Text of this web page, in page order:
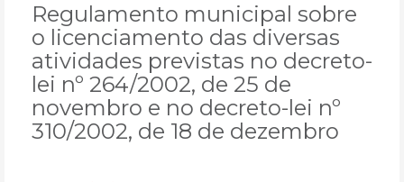
Regulamento municipal sobre
o licenciamento das diversas
atividades previstas no decreto-
lei nº 264/2002, de 25 de
novembro e no decreto-lei nº
310/2002, de 18 de dezembro